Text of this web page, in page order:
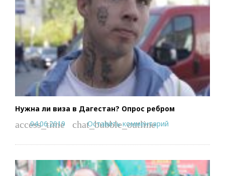
Нужна ли виза в Дагестан? Опрос ребром
access_time
04.06.2019 chat_bubble_outline
Оставить комментарий